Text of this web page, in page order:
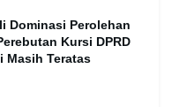
Dominasi Perolehan
Kursi DPRD
Masih Teratas